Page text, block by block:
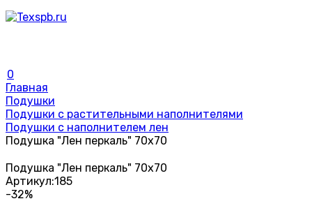
0
Главная
Подушки
Подушки с растительными наполнителями
Подушки с наполнителем лен
Подушка "Лен перкаль" 70х70
Подушка "Лен перкаль" 70х70
Артикул:185
-32%